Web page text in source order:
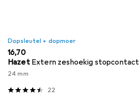
Dopsleutel + dopmoer
EUR
16,70
Hazet Extern zeshoekig stopcontact
24 mm
22